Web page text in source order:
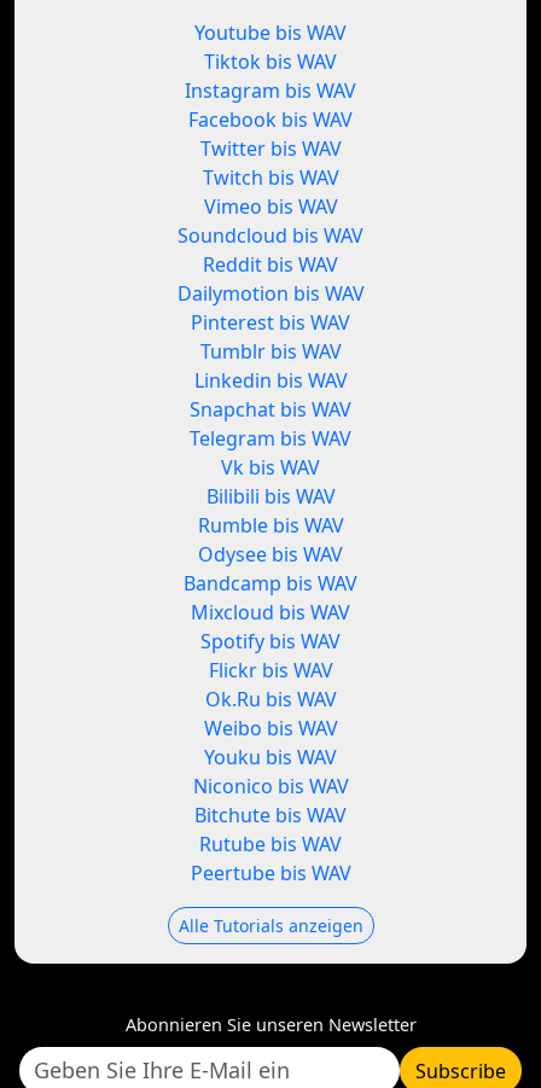
Youtube bis WAV
Tiktok bis WAV
Instagram bis WAV
Facebook bis WAV
Twitter bis WAV
Twitch bis WAV
Vimeo bis WAV
Soundcloud bis WAV
Reddit bis WAV
Dailymotion bis WAV
Pinterest bis WAV
Tumblr bis WAV
Linkedin bis WAV
Snapchat bis WAV
Telegram bis WAV
Vk bis WAV
Bilibili bis WAV
Rumble bis WAV
Odysee bis WAV
Bandcamp bis WAV
Mixcloud bis WAV
Spotify bis WAV
Flickr bis WAV
Ok.Ru bis WAV
Weibo bis WAV
Youku bis WAV
Niconico bis WAV
Bitchute bis WAV
Rutube bis WAV
Peertube bis WAV
Alle Tutorials anzeigen
Abonnieren Sie unseren Newsletter
Subscribe